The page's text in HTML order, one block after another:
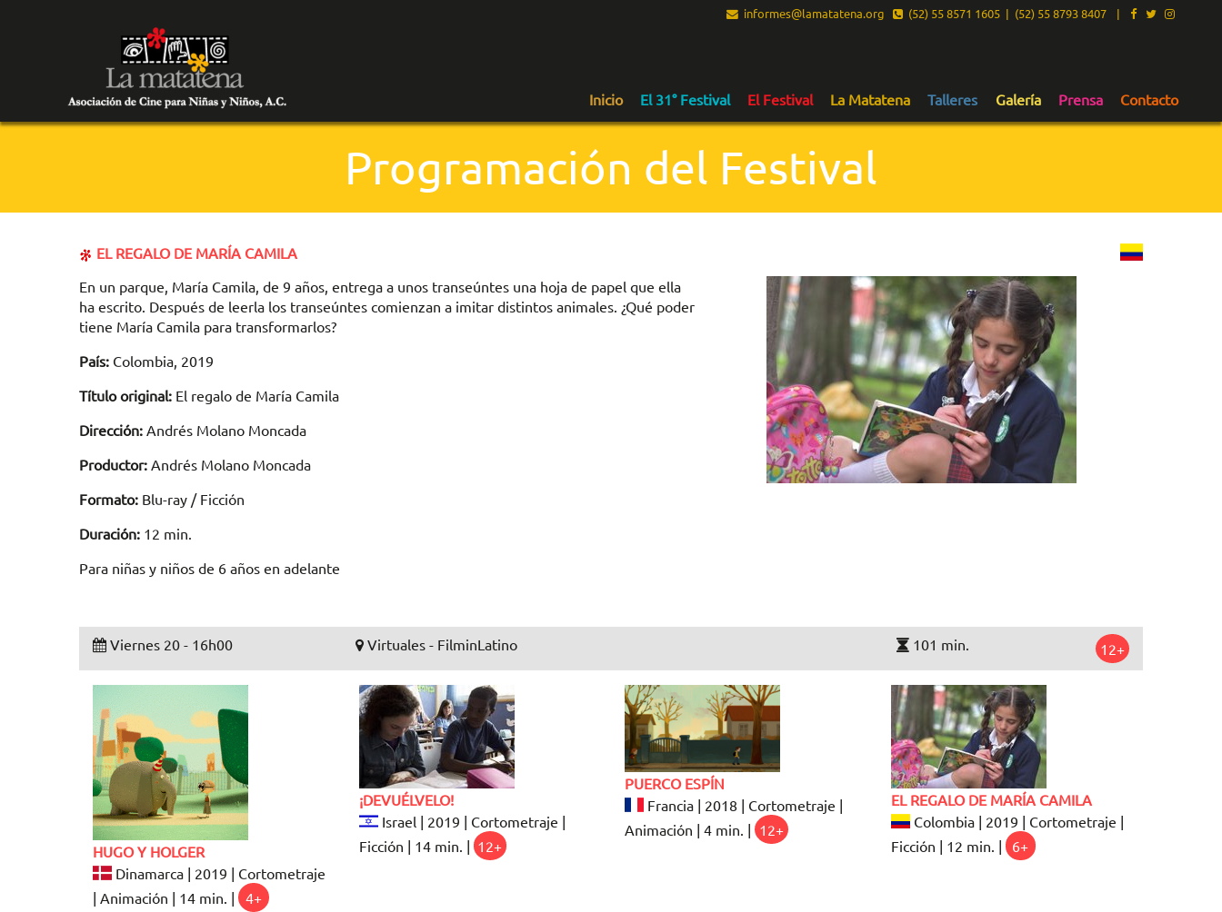
informes@lamatatena.org (52) 55 8571 1605 | (52) 55 8793 8407 |
Inicio El 31° Festival El Festival La Matatena Talleres Galería Prensa Contacto
Programación del Festival
EL REGALO DE MARÍA CAMILA
En un parque, María Camila, de 9 años, entrega a unos transeúntes una hoja de papel que ella
ha escrito. Después de leerla los transeúntes comienzan a imitar distintos animales. ¿Qué poder
tiene María Camila para transformarlos?
País: Colombia, 2019
Título original: El regalo de María Camila
Dirección: Andrés Molano Moncada
Productor: Andrés Molano Moncada
Formato: Blu-ray / Ficción
Duración: 12 min.
Para niñas y niños de 6 años en adelante
Viernes 20 - 16h00 Virtuales - FilminLatino 101 min. 12+
HUGO Y HOLGER
Dinamarca | 2019 | Cortometraje
| Animación | 14 min. |
4+
¡DEVUÉLVELO!
Israel | 2019 | Cortometraje |
Ficción | 14 min. | 12+
PUERCO ESPÍN
Francia | 2018 | Cortometraje |
Animación | 4 min. | 12+
EL REGALO DE MARÍA CAMILA
Colombia | 2019 | Cortometraje |
Ficción | 12 min. |
6+